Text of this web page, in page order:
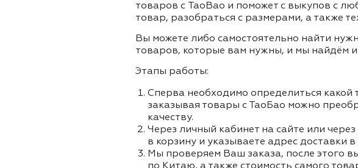
товаров с TaoBao и поможет с выкупов с
товар, разобраться с размерами, а также
Вы можете либо самостоятельно найти
товаров, которые вам нужны, и мы найдём
Этапы работы:
Сперва необходимо определиться
заказывая товары с ТаоБао можно
качеству.
Через личный кабинет на сайте или
в корзину и указываете адрес доставки в
Мы проверяем Ваш заказа, после этого
по Китаю, а также стоимость самого